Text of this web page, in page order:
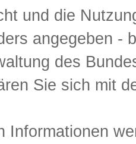
und die
angegeben -
des
Sie sich mit
Informationen